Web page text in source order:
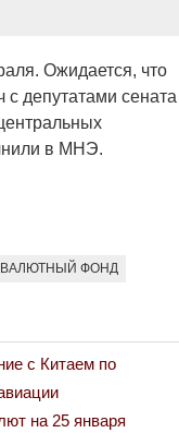
Ожидается, что
депутатами сената
в МНЭ.
ФОНД
с Китаем по
на 25 января